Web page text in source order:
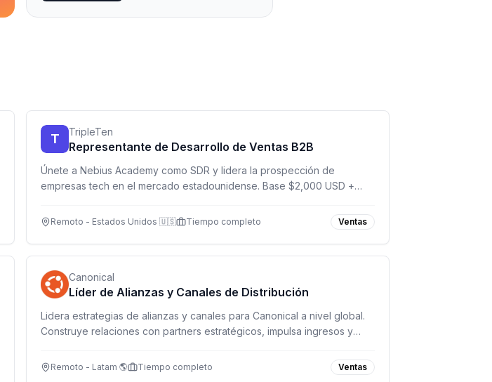
T TripleTen
Representante de Desarrollo de Ventas B2B
Únete a Nebius Academy como SDR y lidera la prospección de
empresas tech en el mercado estadounidense. Base $2,000 USD +
Remoto - Estados Unidos 🇺🇸 Tiempo completo Ventas
Canonical
Líder de Alianzas y Canales de Distribución
Lidera estrategias de alianzas y canales para Canonical a nivel global.
Construye relaciones con partners estratégicos, impulsa ingresos y
Remoto - Latam 🌎 Tiempo completo Ventas